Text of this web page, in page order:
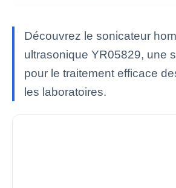
Découvrez le sonicateur
ultrasonique YR05829, une
pour le traitement efficace
les laboratoires.